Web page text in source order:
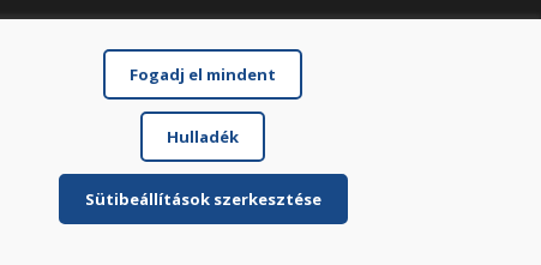
Fogadj el mindent
Hulladék
Sütibeállítások szerkesztése